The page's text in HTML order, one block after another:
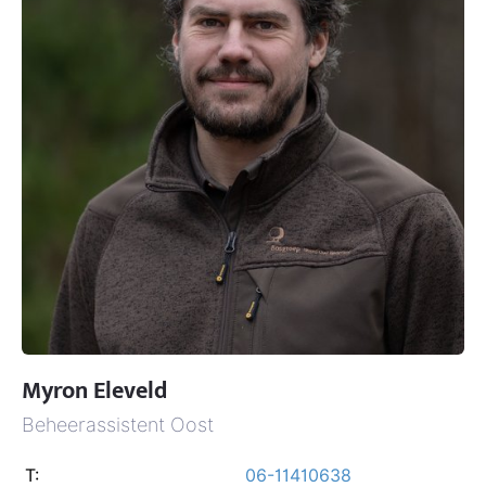
Myron Eleveld
Beheerassistent Oost
T:
06-11410638